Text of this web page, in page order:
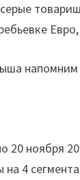
20 ноября
4